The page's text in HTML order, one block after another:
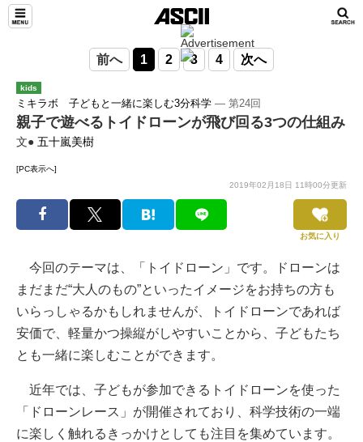
前へ 1 2 3 4 次へ
kids
ミキラボ 子どもと一緒に楽しむ3分科学 ― 第24回
親子で遊べるトイドローンが飛び回る3つの仕組み
文● 五十嵐美樹
[PC表示へ]
2019年02月18日 11時00分更新
お気に入り
今回のテーマは、「トイドローン」です。ドローンは
まだまだ“大人のもの”といったイメージをお持ちの方も
いらっしゃるかもしれませんが、トイドローンであれば
安価で、軽量かつ操縦がしやすいことから、子どもたち
とも一緒に楽しむことができます。
近年では、子どもが参加できるトイドローンを使った
「ドローンレース」が開催されており、科学技術の一端
に楽しく触れるきっかけとしても注目を集めています。